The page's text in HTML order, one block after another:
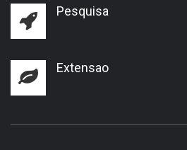
Pesquisa
Extensao